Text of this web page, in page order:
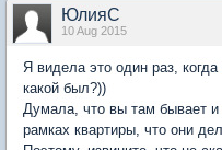
ЮлияC
10 Aug 2015
Я видела это один раз,
какой был?))
Думала, что вы там бывает и
рамках квартиры, что они